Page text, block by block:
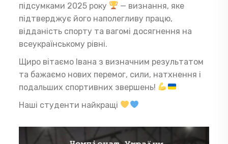
підсумками 2025 року
— визнання, яке
підтверджує його наполегливу працю,
відданість спорту та вагомі досягнення на
всеукраїнському рівні.
Щиро вітаємо Івана з визначним результатом
та бажаємо нових перемог, сили, натхнення і
подальших спортивних звершень!
Наші студенти найкращі